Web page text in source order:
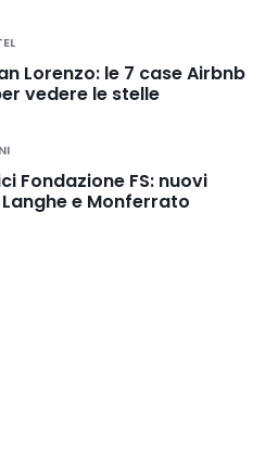
Lorenzo: le 7 case Airbnb
vedere le stelle
Fondazione FS: nuovi
e Monferrato